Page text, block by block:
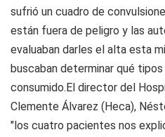
sufrió un cuadro de
están fuera de peligro y las
evaluaban darles el alta esta
buscaban determinar qué
consumido.El director del
Clemente Álvarez (Heca),
"los cuatro pacientes nos